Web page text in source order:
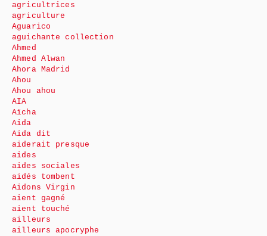
agricultrices
agriculture
Aguarico
aguichante collection
Ahmed
Ahmed Alwan
Ahora Madrid
Ahou
Ahou ahou
AIA
Aïcha
Aida
Aida dit
aiderait presque
aides
aides sociales
aidés tombent
Aidons Virgin
aient gagné
aient touché
ailleurs
ailleurs apocryphe